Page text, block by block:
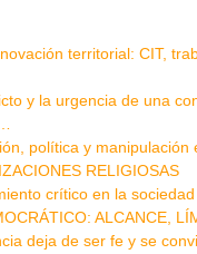
territorial: CIT,
y la urgencia de una
política y manipulación
RELIGIOSAS
crítico en la
ALCANCE,
deja de ser fe y se